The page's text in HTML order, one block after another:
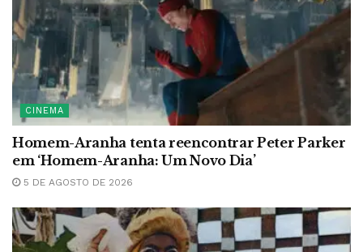
CINEMA
Homem-Aranha tenta reencontrar Peter Parker
em ‘Homem-Aranha: Um Novo Dia’
5 DE AGOSTO DE 2026